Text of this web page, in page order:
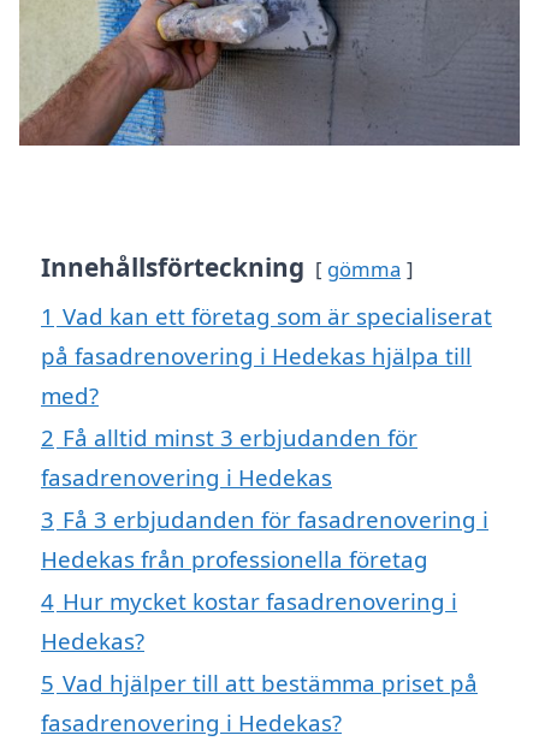
Innehållsförteckning gömma
1 Vad kan ett företag som är specialiserat
på fasadrenovering i Hedekas hjälpa till
med?
2 Få alltid minst 3 erbjudanden för
fasadrenovering i Hedekas
3 Få 3 erbjudanden för fasadrenovering i
Hedekas från professionella företag
4 Hur mycket kostar fasadrenovering i
Hedekas?
5 Vad hjälper till att bestämma priset på
fasadrenovering i Hedekas?